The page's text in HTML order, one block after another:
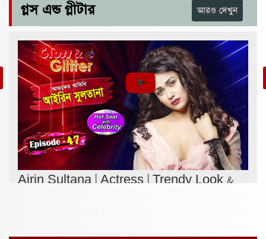
গ্লস এন্ড গ্লীটার আরও দেখুন
Airin Sultana | Actress | Trendy Look &